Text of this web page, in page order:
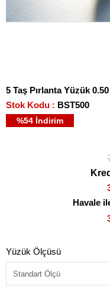
5 Taş Pırlanta Yüzük
Stok Kodu
BST500
%54 İndirim
Havale
Yüzük Ölçüsü